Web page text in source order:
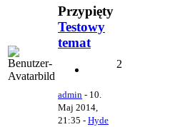
Przypięty
Testowy
temat
admin - 10.
Maj 2014,
21:35 - Hyde
2